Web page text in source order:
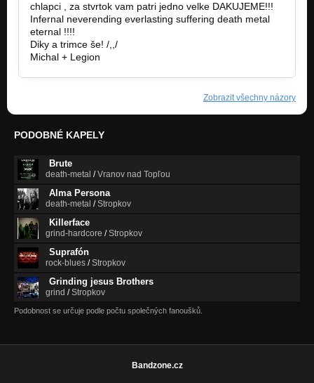
chlapci , za stvrtok vam patri jedno velke DAKUJEME!!!
Infernal neverending everlasting suffering death metal
eternal !!!!
Diky a trimce še! /,,/
Michal + Legion
Zobrazit všechny názory
PODOBNÉ KAPELY
Brute
death-metal /Vranov nad Topľou
Alma Persona
death-metal /Stropkov
Killerface
grind-hardcore /Stropkov
Suprafón
rock-blues /Stropkov
Grinding jesus Brothers
grind /Stropkov
Podobnost se určuje podle počtu společných fanoušků.
Bandzone.cz